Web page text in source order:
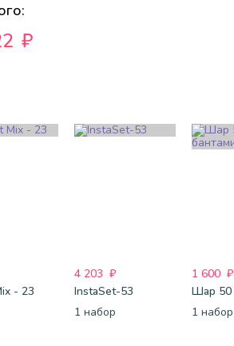
₽
- 23
4 203 ₽
InstaSet-53
1 набор
1 600 ₽
1 набор